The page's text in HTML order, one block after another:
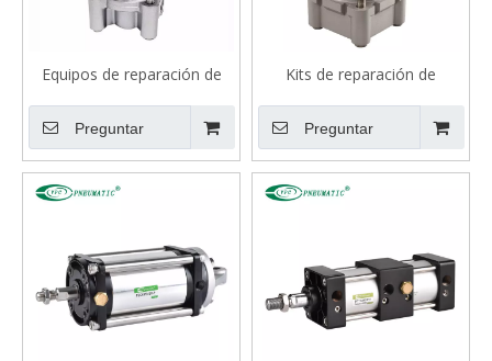
Equipos de reparación de
serie ISO15552
Preguntar
Kits de reparación de
ISO 6431 DNC
Preguntar